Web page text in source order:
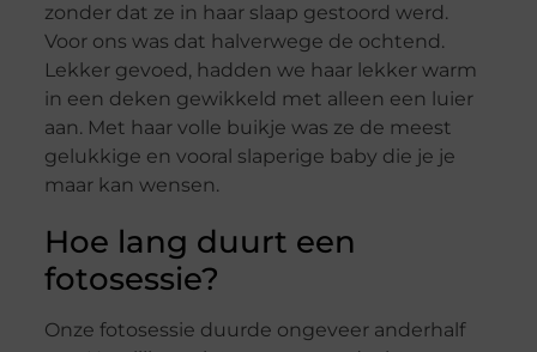
zonder dat ze in haar slaap gestoord werd.
Voor ons was dat halverwege de ochtend.
Lekker gevoed, hadden we haar lekker warm
in een deken gewikkeld met alleen een luier
aan. Met haar volle buikje was ze de meest
gelukkige en vooral slaperige baby die je je
maar kan wensen.
Hoe lang duurt een
fotosessie?
Onze fotosessie duurde ongeveer anderhalf